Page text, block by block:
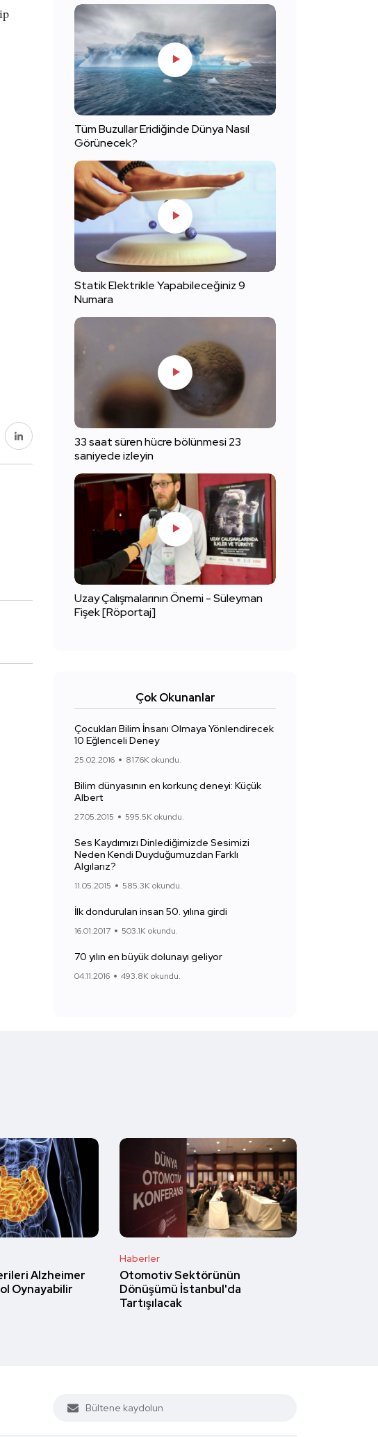
Tüm Buzullar Eridiğinde Dünya Nasıl
Görünecek?
Statik Elektrikle Yapabileceğiniz 9
Numara
33 saat süren hücre bölünmesi 23
saniyede izleyin
Uzay Çalışmalarının Önemi - Süleyman
Fişek [Röportaj]
Çok Okunanlar
Çocukları Bilim İnsanı Olmaya Yönlendirecek
10 Eğlenceli Deney
25.02.2016 817.6K okundu.
Bilim dünyasının en korkunç deneyi: Küçük
Albert
27.05.2015 595.5K okundu.
Ses Kaydımızı Dinlediğimizde Sesimizi
Neden Kendi Duyduğumuzdan Farklı
Algılarız?
11.05.2015 585.3K okundu.
İlk dondurulan insan 50. yılına girdi
16.01.2017 503.1K okundu.
70 yılın en büyük dolunayı geliyor
04.11.2016 493.8K okundu.
Alzheimer
Oynayabilir
Haberler
Otomotiv Sektörünün
Dönüşümü İstanbul'da
Tartışılacak